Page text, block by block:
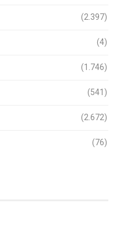
(2.397)
(4)
(1.746)
(541)
(2.672)
(76)